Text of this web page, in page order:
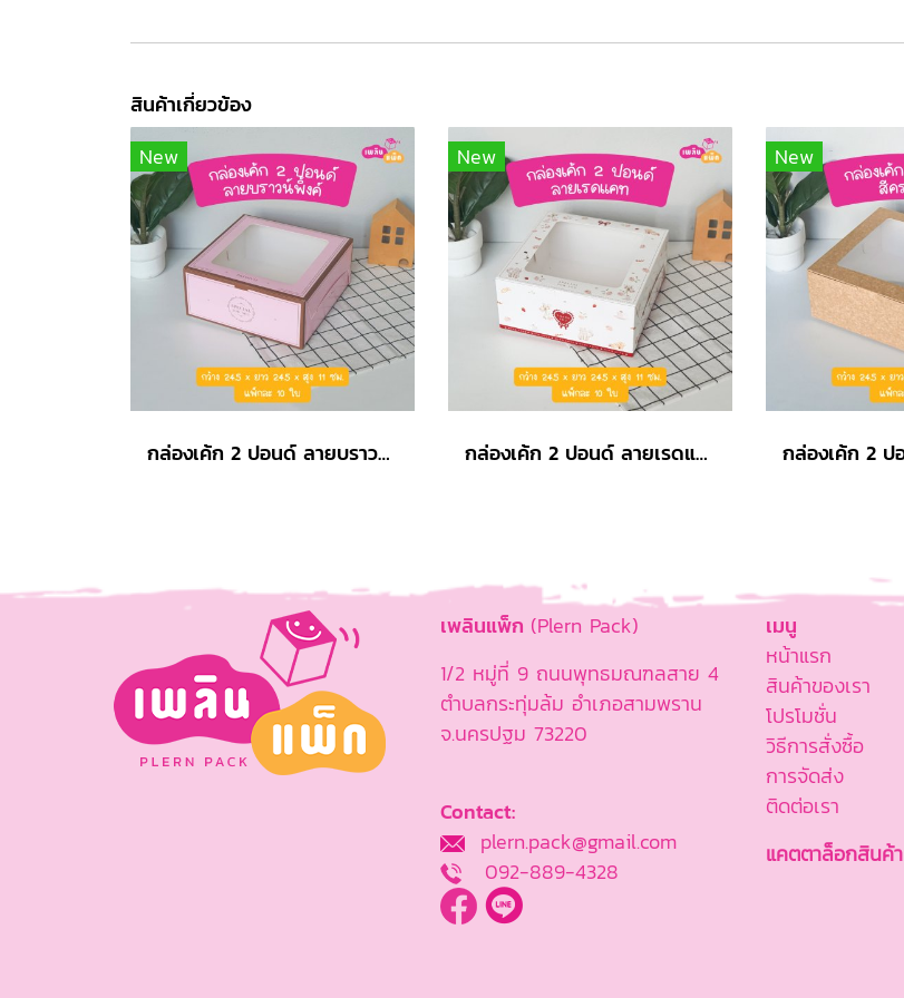
สินค้าเกี่ยวข้อง
New
กล่องเค้ก 2 ปอนด์ ลายบราวน์พิ้งค์ รุ่น EASY
New
กล่องเค้ก 2 ปอนด์ ลายเรดแคท รุ่น EASY
New
เพลินแพ็ก (Plern Pack)
1/2 หมู่ที่ 9 ถนนพุทธมณฑลสาย 4
ตำบลกระทุ่มล้ม อำเภอสามพราน
จ.นครปฐม 73220
Contact:
plern.pack@gmail.com
092-889-4328
เมนู
หน้าแรก
สินค้าของเรา
โปรโมชั่น
วิธีการสั่งซื้อ
การจัดส่ง
ติดต่อเรา
แคตตาล็อกสินค้า